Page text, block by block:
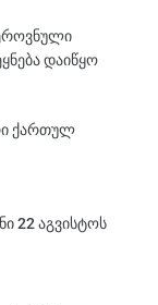
დაიწყო
ქართულ
22 აგვისტოს